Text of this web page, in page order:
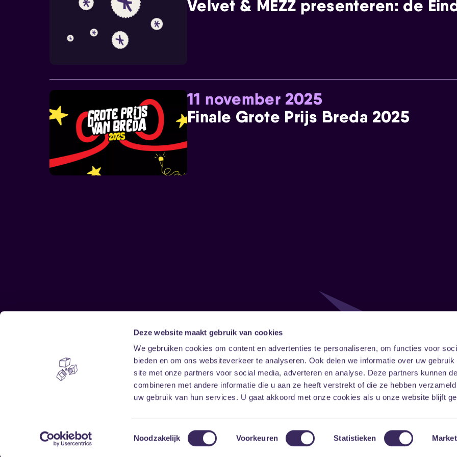
Deze website maakt gebruik van cookies
We gebruiken cookies om content en advertenties te personaliseren, om functies voor
bieden en om ons websiteverkeer te analyseren. Ook delen we informatie over uw gebruik
site met onze partners voor social media, adverteren en analyse. Deze partners kunnen
combineren met andere informatie die u aan ze heeft verstrekt of die ze hebben
uw gebruik van hun services. U gaat akkoord met onze cookies als u onze website blijft
Toestemmingsselectie
Noodzakelijk Voorkeuren Statistieken
Velvet & MEZZ presenteren: de
11 november 2025
Finale Grote Prijs Breda 2025
Home
Vrijwilligers
Disclaimer
Toegankelijkheid
Privacy & cookies
Follow
FacebookInstagramLinkedIn
Onze